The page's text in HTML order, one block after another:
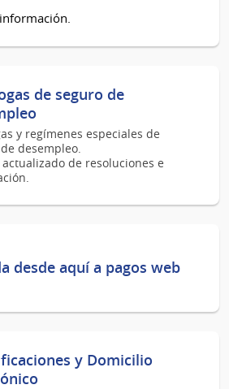
de seguro de
y regímenes especiales de
desempleo.
actualizado de resoluciones e
desde aquí a pagos web
y Domicilio